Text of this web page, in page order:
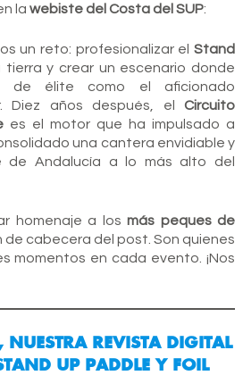
la webiste del Costa del SUP:
un reto: profesionalizar elStand
y crear un escenario donde
de élite como el aficionado
Diez años después, elCircuito
es el motor que ha impulsado a
una cantera envidiable y
de Andalucía a lo más alto del
homenaje a losmás peques de
de cabecera del post. Son quienes
momentos en cada evento. ¡Nos
REVISTA DIGITAL
UP PADDLE Y FOIL